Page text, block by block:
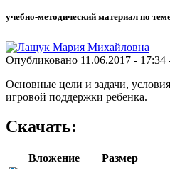
учебно-методический материал по
Опубликовано 11.06.2017 - 17:34
Основные цели и задачи,
игровой поддержки ребенка.
Скачать:
Вложение
Размер